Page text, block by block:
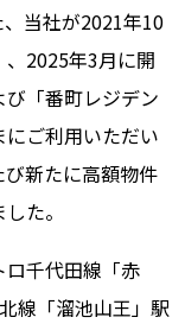
当社が2021年10
2025年3月に開
「番町レジデン
ご利用いただい
新たに高額物件
た。
ロ千代田線「赤
線「溜池山王」駅